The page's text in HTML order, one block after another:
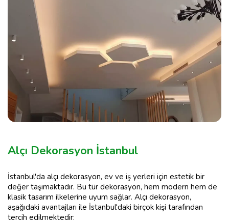
Alçı Dekorasyon İstanbul
İstanbul'da alçı dekorasyon, ev ve iş yerleri için estetik bir
değer taşımaktadır. Bu tür dekorasyon, hem modern hem de
klasik tasarım ilkelerine uyum sağlar. Alçı dekorasyon,
aşağıdaki avantajları ile İstanbul'daki birçok kişi tarafından
tercih edilmektedir: